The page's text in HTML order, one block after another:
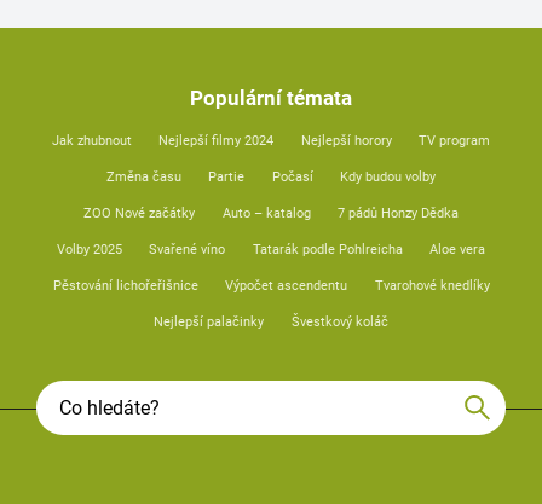
Populární témata
Jak zhubnout Nejlepší filmy 2024 Nejlepší horory TV program
Změna času Partie Počasí Kdy budou volby
ZOO Nové začátky Auto – katalog 7 pádů Honzy Dědka
Volby 2025 Svařené víno Tatarák podle Pohlreicha Aloe vera
Pěstování lichořeřišnice Výpočet ascendentu Tvarohové knedlíky
Nejlepší palačinky Švestkový koláč